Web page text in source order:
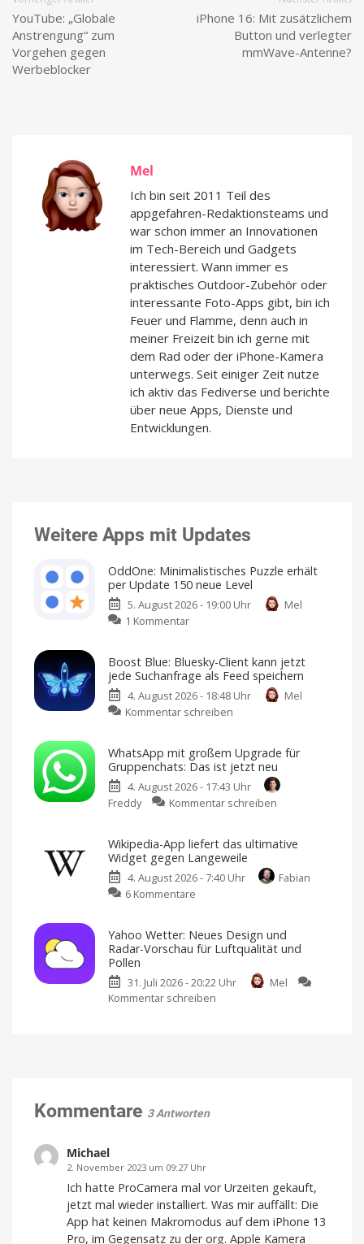
YouTube: „Globale
Anstrengung“ zum
Vorgehen gegen
Werbeblocker
iPhone 16: Mit zusätzlichem
Button und verlegter
mmWave-Antenne?
Mel
Ich bin seit 2011 Teil des
appgefahren-Redaktionsteams und
war schon immer an Innovationen
im Tech-Bereich und Gadgets
interessiert. Wann immer es
praktisches Outdoor-Zubehör oder
interessante Foto-Apps gibt, bin ich
Feuer und Flamme, denn auch in
meiner Freizeit bin ich gerne mit
dem Rad oder der iPhone-Kamera
unterwegs. Seit einiger Zeit nutze
ich aktiv das Fediverse und berichte
über neue Apps, Dienste und
Entwicklungen.
Weitere Apps mit Updates
OddOne: Minimalistisches Puzzle erhält
per Update 150 neue Level
5. August 2026 - 19:00 Uhr
Mel
1 Kommentar
Puzzle
erhält
per
Update
Level
Weitere
und
In-
Boost Blue: Bluesky-Client kann jetzt
jede Suchanfrage als Feed speichern
4. August 2026 - 18:48 Uhr
Mel
Kommentar schreiben
Bluesky-
Client
kann
jetzt
als
Feed
speichern
laden
WhatsApp mit großem Upgrade für
Gruppenchats: Das ist jetzt neu
4. August 2026 - 17:43 Uhr
Freddy
Kommentar schreiben
großem
für
jetzt
neu
Abstimmungen,
@alle
Wikipedia-App liefert das ultimative
Widget gegen Langeweile
4. August 2026 - 7:40 Uhr
Fabian
6 Kommentare
liefert
das
Widget
gegen
Yahoo Wetter: Neues Design und
Radar-Vorschau für Luftqualität und
Pollen
31. Juli 2026 - 20:22 Uhr
Mel
Kommentar schreiben
3.1.8
im
Store
laden
Kommentare 3 Antworten
Michael
2. November 2023 um 09:27 Uhr
Ich hatte ProCamera mal vor Urzeiten gekauft,
jetzt mal wieder installiert. Was mir auffällt: Die
App hat keinen Makromodus auf dem iPhone 13
Pro, im Gegensatz zu der org. Apple Kamera